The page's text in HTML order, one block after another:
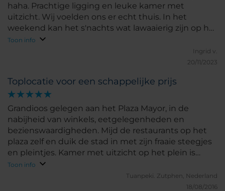
haha. Prachtige ligging en leuke kamer met
uitzicht. Wij voelden ons er echt thuis. In het
weekend kan het s'nachts wat lawaaierig zijn op het
plein.
Toon info
Ingrid v.
20/11/2023
Toplocatie voor een schappelijke prijs
Grandioos gelegen aan het Plaza Mayor, in de
nabijheid van winkels, eetgelegenheden en
bezienswaardigheden. Mijd de restaurants op het
plaza zelf en duik de stad in met zijn fraaie steegjes
en pleintjes. Kamer met uitzicht op het plein is
mooi maar gehorig door terrassen en
Toon info
Tuanpeki. Zutphen, Nederland
18/08/2016